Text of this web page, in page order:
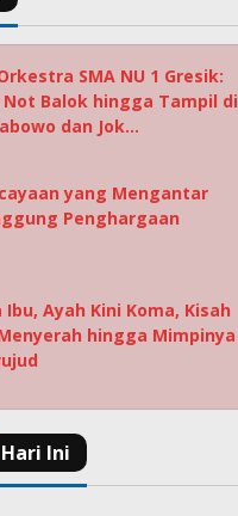
SMA NU 1 Gresik:
Not Balok hingga Tampil di
dan Jok…
yang Mengantar
Penghargaan
Ayah Kini Koma, Kisah
hingga Mimpinya